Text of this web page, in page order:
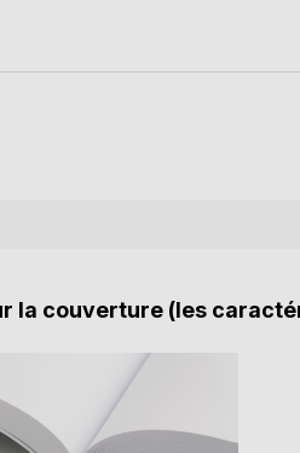
la couverture (les